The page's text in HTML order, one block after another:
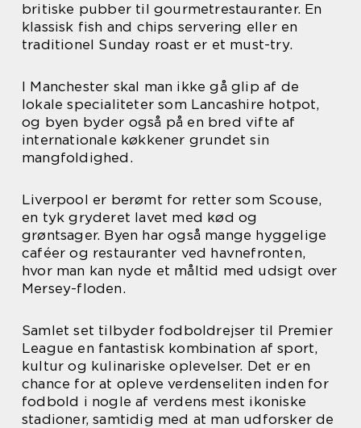
britiske pubber til gourmetrestauranter. En
klassisk fish and chips servering eller en
traditionel Sunday roast er et must-try.
I Manchester skal man ikke gå glip af de
lokale specialiteter som Lancashire hotpot,
og byen byder også på en bred vifte af
internationale køkkener grundet sin
mangfoldighed.
Liverpool er berømt for retter som Scouse,
en tyk gryderet lavet med kød og
grøntsager. Byen har også mange hyggelige
caféer og restauranter ved havnefronten,
hvor man kan nyde et måltid med udsigt over
Mersey-floden.
Samlet set tilbyder fodboldrejser til Premier
League en fantastisk kombination af sport,
kultur og kulinariske oplevelser. Det er en
chance for at opleve verdenseliten inden for
fodbold i nogle af verdens mest ikoniske
stadioner, samtidig med at man udforsker de